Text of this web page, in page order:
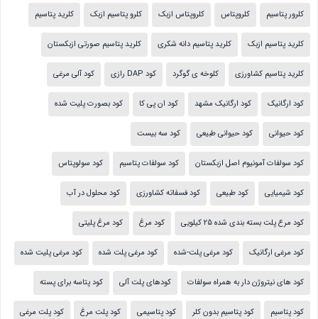
کلرور پتاسیم کلروپتاس کلروپتاس ازبک کلرو پتاسیم ازبک کلرید پتاسیم
کلرید پتاسیم ازبک کلرید پتاسیم دانه شکری کلرید پتاسیم صورتی ازبکستان
کلرید پتاسیم کشاورزی کلوخه ی گوگرد کود DAP رازی کود آلی مرغی
کود ارگانیک کود ارگانیک مشهد کود ان پی کا کود بصورت پلیت شده
کود حیوانی کود حیوانی طبیعی کود سه بیست
کود سولفات آمونیوم اصل ازبکستان کود سولفات پتاسیم کود سولوپتاس
کود شیمیایی کود طبیعی کود فسفاته کشاورزی کود محلول در آب
کود مرع پلت بسته بندی شده 25 کیلویی کود مرغ کود مرغ پلیتی
کود مرغی ارگانیک کود مرغی پلت-شده کود مرغی پلت شده کود مرغی پلیت شده
کود های نیتروژن دار به همراه سولفات کودهای پلت آلی کود پتاسه برای پسته
کود پتاسیم کود پتاسیم بدون کلر کود پتاسیمی کود پلت مرغ کود پلت مرغی